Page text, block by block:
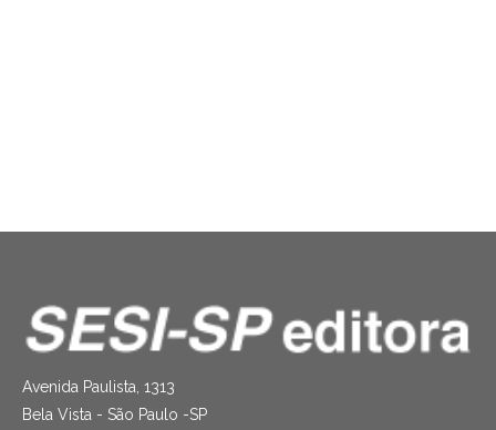
Avenida Paulista, 1313
Bela Vista - São Paulo -SP